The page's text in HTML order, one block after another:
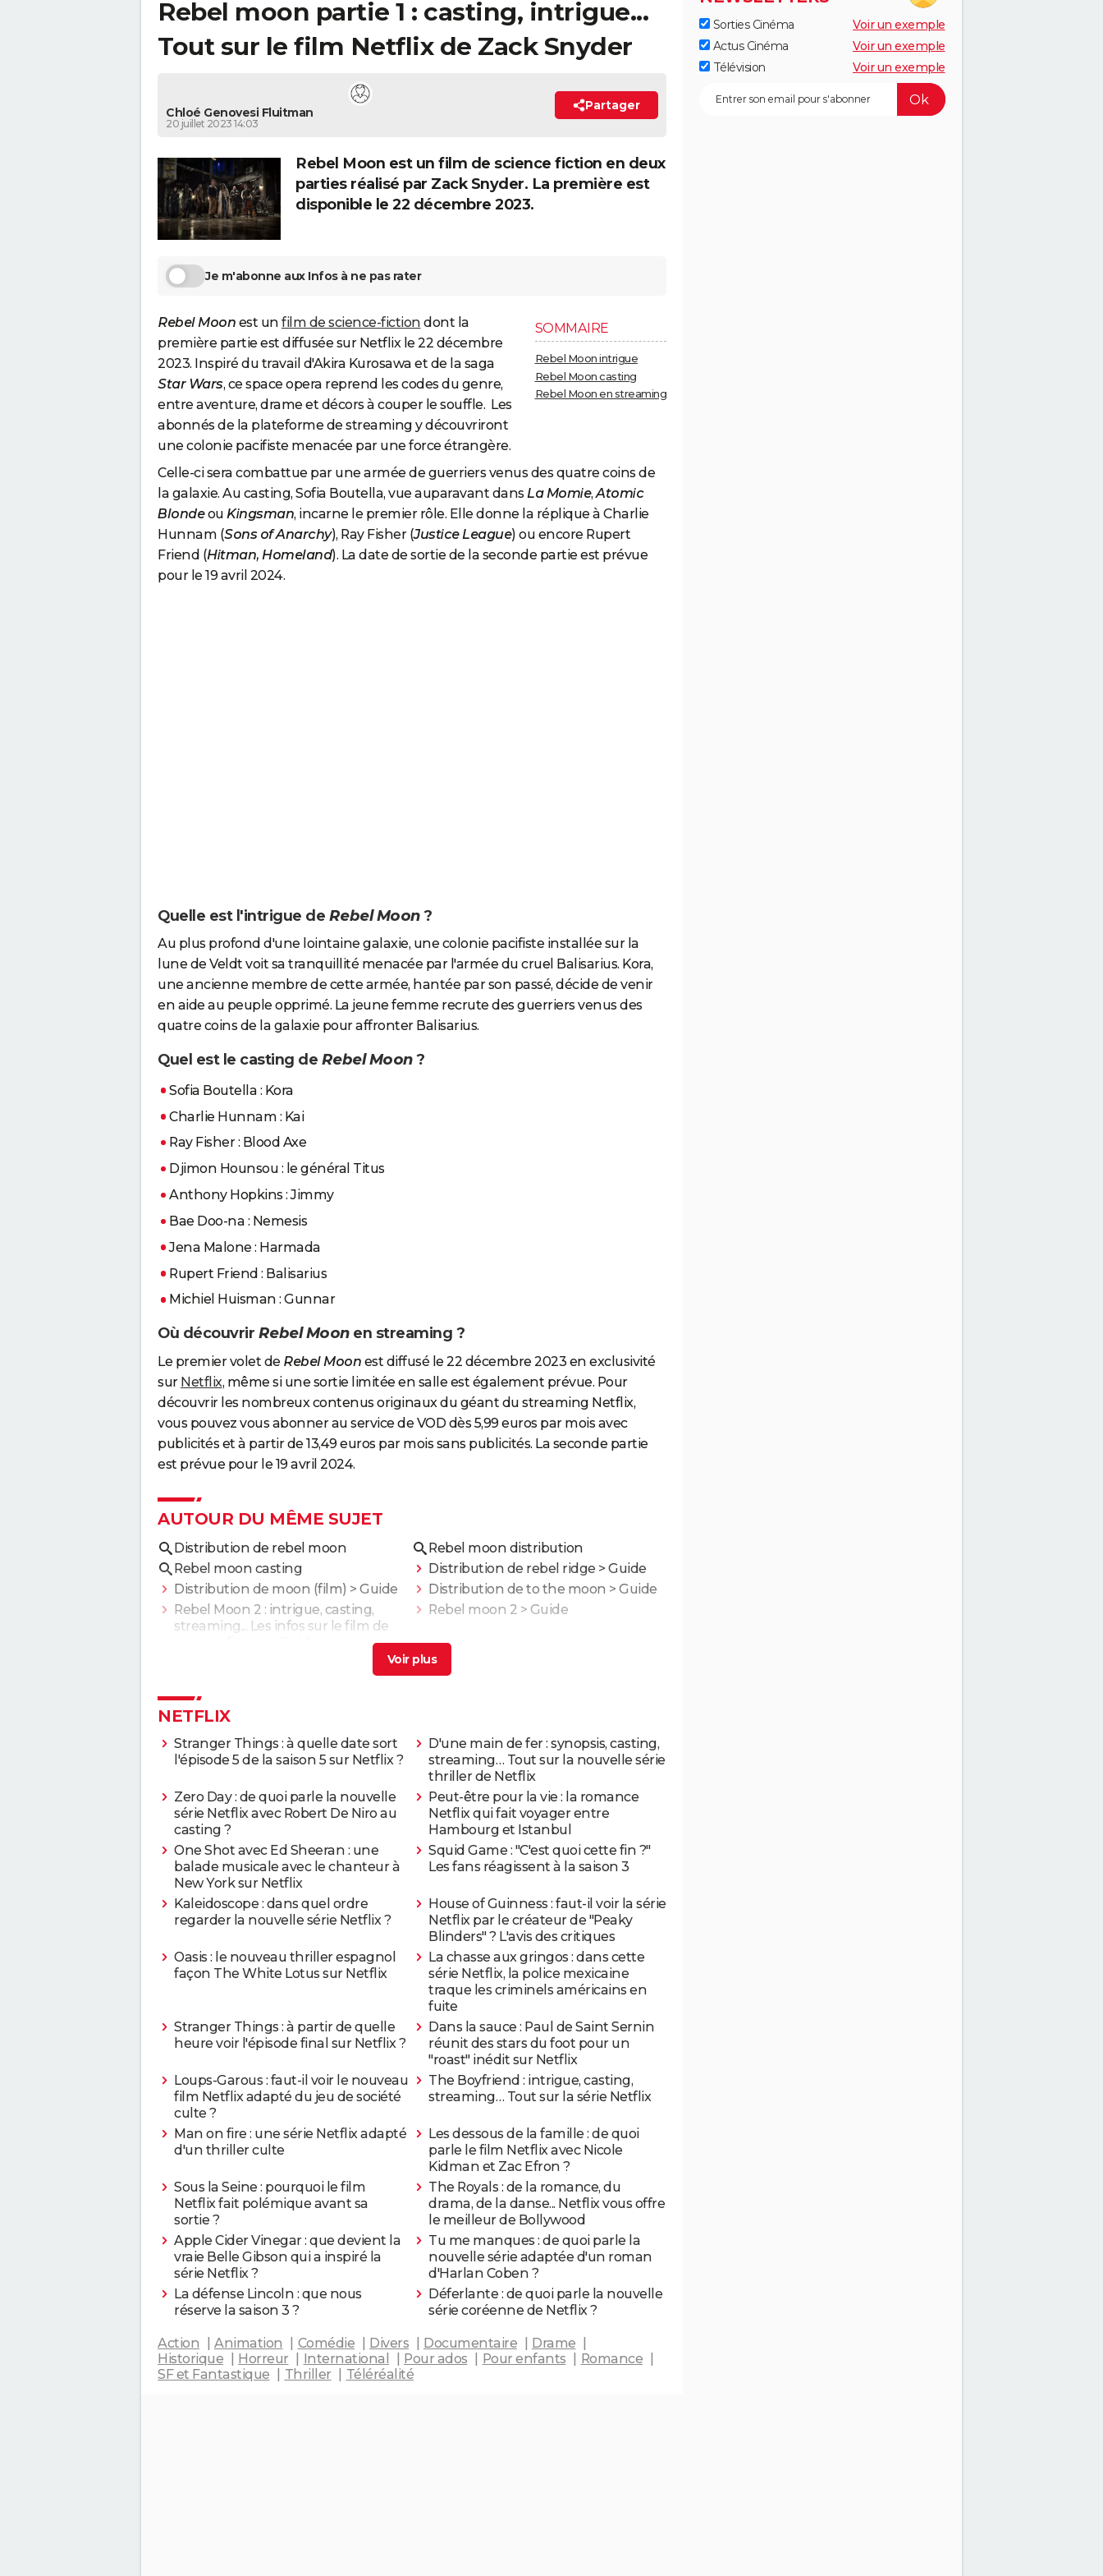
Rebel moon partie 1 : casting, intrigue...
Tout sur le film Netflix de Zack Snyder
Chloé Genovesi Fluitman
20 juillet 2023 14:03
Partager
Rebel Moon est un film de science fiction en deux
parties réalisé par Zack Snyder. La première est
disponible le 22 décembre 2023.
Je m'abonne aux Infos à ne pas rater
SOMMAIRE
Rebel Moon intrigue
Rebel Moon casting
Rebel Moon en streaming
Rebel Moon est un film de science-fiction dont la
première partie est diffusée sur Netflix le 22 décembre
2023. Inspiré du travail d'Akira Kurosawa et de la saga
Star Wars, ce space opera reprend les codes du genre,
entre aventure, drame et décors à couper le souffle. Les
abonnés de la plateforme de streaming y découvriront
une colonie pacifiste menacée par une force étrangère.
Celle-ci sera combattue par une armée de guerriers venus des quatre coins de
la galaxie. Au casting, Sofia Boutella, vue auparavant dansLa Momie,Atomic
Blondeou Kingsman, incarne le premier rôle. Elle donne la réplique à Charlie
Hunnam (Sons of Anarchy), Ray Fisher (Justice League) ou encore Rupert
Friend (Hitman, Homeland). La date de sortie de la seconde partie est prévue
pour le 19 avril 2024.
Quelle est l'intrigue de Rebel Moon?
Au plus profond d'une lointaine galaxie, une colonie pacifiste installée sur la
lune de Veldt voit sa tranquillité menacée par l'armée du cruel Balisarius. Kora,
une ancienne membre de cette armée, hantée par son passé, décide de venir
en aide au peuple opprimé. La jeune femme recrute des guerriers venus des
quatre coins de la galaxie pour affronter Balisarius.
Quel est le casting de Rebel Moon?
Sofia Boutella : Kora
Charlie Hunnam : Kai
Ray Fisher : Blood Axe
Djimon Hounsou : le général Titus
Anthony Hopkins : Jimmy
Bae Doo-na : Nemesis
Jena Malone : Harmada
Rupert Friend : Balisarius
Michiel Huisman : Gunnar
Où découvrir Rebel Moonen streaming ?
Le premier volet de Rebel Moon est diffusé le 22 décembre 2023 en exclusivité
sur Netflix, même si une sortie limitée en salle est également prévue. Pour
découvrir les nombreux contenus originaux du géant du streaming Netflix,
vous pouvez vous abonner au service de VOD dès 5,99 euros par mois avec
publicités et à partir de 13,49 euros par mois sans publicités. La seconde partie
est prévue pour le 19 avril 2024.
AUTOUR DU MÊME SUJET
Distribution de rebel moon
Rebel moon distribution
Rebel moon casting
Distribution de rebel ridge > Guide
Distribution de moon (film) > Guide Distribution de to the moon > Guide
Rebel Moon 2 : intrigue, casting,
streaming... Les infos sur le film de
Rebel moon 2 > Guide
NETFLIX
Stranger Things : à quelle date sort
l'épisode 5 de la saison 5 sur Netflix ?
D'une main de fer : synopsis, casting,
streaming… Tout sur la nouvelle série
thriller de Netflix
Zero Day : de quoi parle la nouvelle
série Netflix avec Robert De Niro au
casting ?
Peut-être pour la vie : la romance
Netflix qui fait voyager entre
Hambourg et Istanbul
One Shot avec Ed Sheeran : une
balade musicale avec le chanteur à
New York sur Netflix
Squid Game : "C'est quoi cette fin ?"
Les fans réagissent à la saison 3
Kaleidoscope : dans quel ordre
regarder la nouvelle série Netflix ?
House of Guinness : faut-il voir la série
Netflix par le créateur de "Peaky
Blinders" ? L'avis des critiques
Oasis : le nouveau thriller espagnol
façon The White Lotus sur Netflix
La chasse aux gringos : dans cette
série Netflix, la police mexicaine
traque les criminels américains en
fuite
Stranger Things : à partir de quelle
heure voir l'épisode final sur Netflix ?
Dans la sauce : Paul de Saint Sernin
réunit des stars du foot pour un
"roast" inédit sur Netflix
Loups-Garous : faut-il voir le nouveau
film Netflix adapté du jeu de société
culte ?
The Boyfriend : intrigue, casting,
streaming… Tout sur la série Netflix
Man on fire : une série Netflix adapté
d'un thriller culte
Les dessous de la famille : de quoi
parle le film Netflix avec Nicole
Kidman et Zac Efron ?
Sous la Seine : pourquoi le film
Netflix fait polémique avant sa
sortie ?
The Royals : de la romance, du
drama, de la danse... Netflix vous offre
le meilleur de Bollywood
Apple Cider Vinegar : que devient la
vraie Belle Gibson qui a inspiré la
série Netflix ?
Tu me manques : de quoi parle la
nouvelle série adaptée d'un roman
d'Harlan Coben ?
La défense Lincoln : que nous
réserve la saison 3 ?
Déferlante : de quoi parle la nouvelle
série coréenne de Netflix ?
Action Animation Comédie Divers Documentaire
Drame
Historique
Horreur International Pour ados Pour enfants
Romance
SF et Fantastique
Thriller Téléréalité
Sorties Cinéma
Voir un exemple
Actus Cinéma
Voir un exemple
Télévision
Voir un exemple